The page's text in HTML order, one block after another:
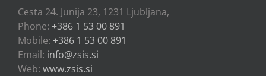
Cesta 24. Junija 23, 1231 Ljubljana,
Phone: +386 1 53 00 891
Mobile: +386 1 53 00 891
Email: info@zsis.si
Web: www.zsis.si